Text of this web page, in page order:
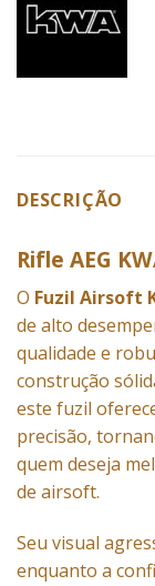
DESCRIÇÃO
Rifle AEG
O Fuzil Airsoft
de alto
qualidade e
construção
este fuzil
precisão,
quem deseja
de airsoft.
Seu visual
enquanto a